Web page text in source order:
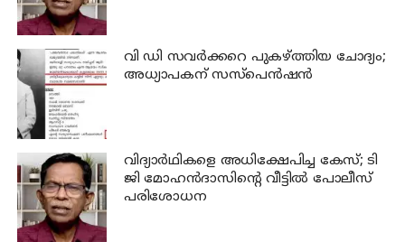
വി ഡി സവര്‍ക്കറെ പുകഴ്ത്തിയ ചോദ്യം;
അധ്യാപകന് സസ്പെന്‍ഷന്‍
വിദ്യാര്‍ഥികളെ അധിക്ഷേപിച്ച കേസ്; ടി
ജി മോഹന്‍ദാസിന്റെ വീട്ടില്‍ പോലീസ്
പരിശോധന